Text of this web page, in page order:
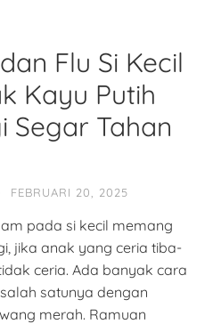
Flu Si Kecil
Kayu Putih
Segar Tahan
FEBRUARI 20, 2025
pada si kecil memang
jika anak yang ceria tiba-
ceria. Ada banyak cara
satunya dengan
merah. Ramuan